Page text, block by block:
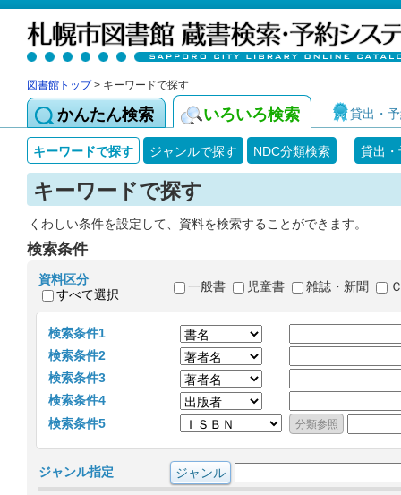
図書館トップ> キーワードで探す
かんたん検索 いろいろ検索 貸出・
キーワードで探す ジャンルで探す NDC分類検索 貸出
キーワードで探す
くわしい条件を設定して、資料を検索することができます。
検索条件
資料区分
すべて選択
一般書 児童書 雑誌・新聞
検索条件1
検索条件2
検索条件3
検索条件4
検索条件5
ジャンル指定